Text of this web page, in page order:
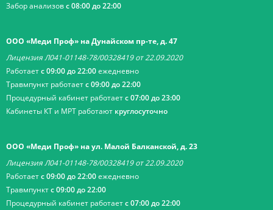
Забор анализовс 08:00 до 22:00
ООО «Меди Проф» на Дунайском пр-те, д. 47
Лицензия Л041-01148-78/00328419 от 22.09.2020
Работаетс 09:00 до 22:00ежедневно
Травмпункт работаетс 09:00 до 22:00
Процедурный кабинет работаетс 07:00 до 23:00
Кабинеты КТ и МРТ работают круглосуточно
ООО «Меди Проф» на ул. Малой Балканской, д. 23
Лицензия Л041-01148-78/00328419 от 22.09.2020
Работаетс 09:00 до 22:00ежедневно
Травмпунктс 09:00 до 22:00
Процедурный кабинет работаетс 07:00 до 22:00